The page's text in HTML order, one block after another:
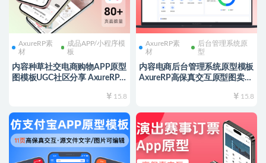
AxureRP素
材
成品APP/小程序模
板
内容种草社交电商购物APP原型
图模板UGC社区分享 AxureRP
15.8
AxureRP素
材
后台管理系统原
型
内容电商后台管理系统原型模板
AxureRP高保真交互原型图卖家
15.8